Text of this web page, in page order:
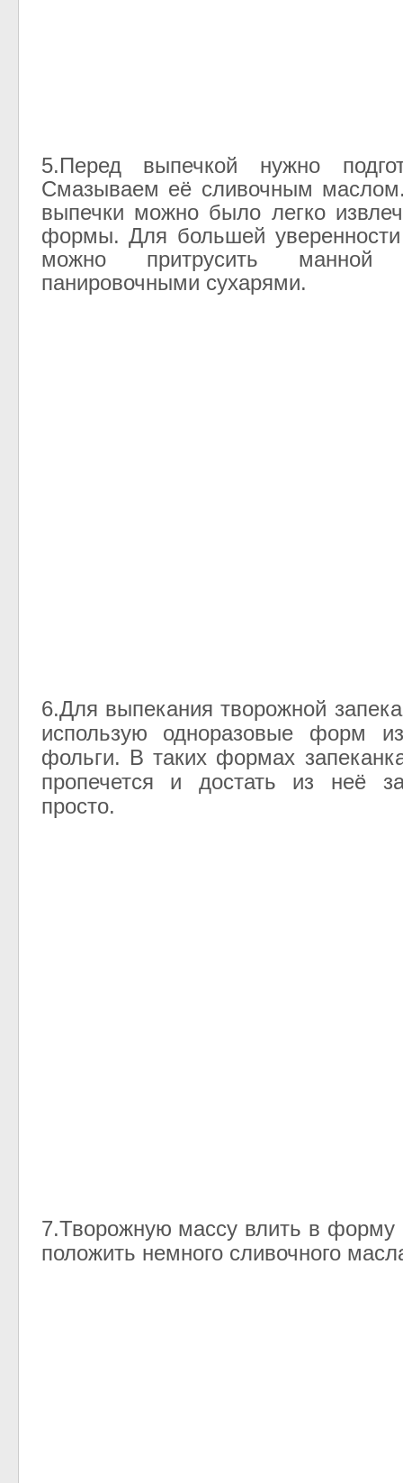
5.Перед выпечкой нужно
Смазываем её сливочным
выпечки можно было легко
формы. Для большей
можно притрусить
панировочными сухарями.
6.Для выпекания творожной
использую одноразовые форм
фольги. В таких формах
пропечется и достать из неё
просто.
7.Творожную массу влить в форму
положить немного сливочного